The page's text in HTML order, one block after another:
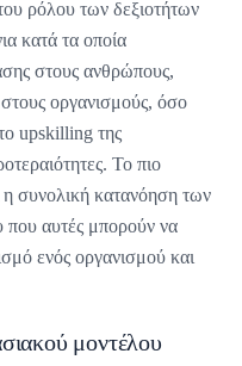
ρόλου των δεξιοτήτων
κατά τα οποία
στους ανθρώπους,
οργανισμούς, όσο
upskilling της
Το πιο
συνολική κατανόηση των
που αυτές μπορούν να
ενός οργανισμού και
μοντέλου